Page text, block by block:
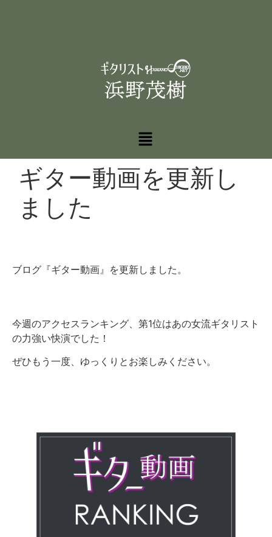
ギター動画を更新し
ました
ブログ『ギター動画』を更新しました。
今週のアクセスランキング、第1位はあの女流ギタリスト
の力強い快演でした！
ぜひもう一度、ゆっくりとお楽しみください。